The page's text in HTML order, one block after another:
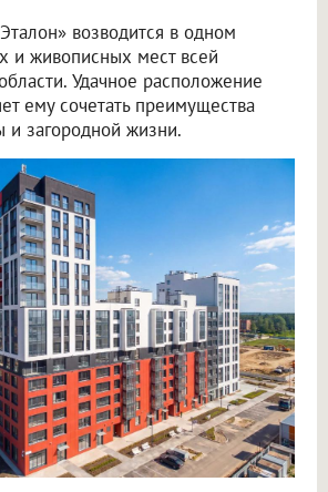
возводится в одном
и живописных мест всей
Удачное расположение
ему сочетать преимущества
и загородной жизни.